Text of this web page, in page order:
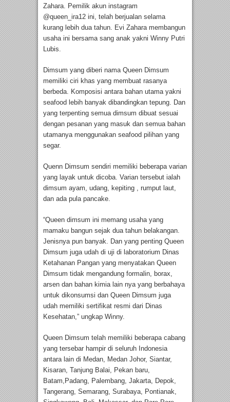
Zahara. Pemilik akun instagram
@queen_ira12 ini, telah berjualan selama
kurang lebih dua tahun. Evi Zahara membangun
usaha ini bersama sang anak yakni Winny Putri
Lubis.
Dimsum yang diberi nama Queen Dimsum
memiliki ciri khas yang membuat rasanya
berbeda. Komposisi antara bahan utama yakni
seafood lebih banyak dibandingkan tepung. Dan
yang terpenting semua dimsum dibuat sesuai
dengan pesanan yang masuk dan semua bahan
utamanya menggunakan seafood pilihan yang
segar.
Quenn Dimsum sendiri memiliki beberapa varian
yang layak untuk dicoba. Varian tersebut ialah
dimsum ayam, udang, kepiting , rumput laut,
dan ada pula pancake.
“Queen dimsum ini memang usaha yang
mamaku bangun sejak dua tahun belakangan.
Jenisnya pun banyak. Dan yang penting Queen
Dimsum juga udah di uji di laboratorium Dinas
Ketahanan Pangan yang menyatakan Queen
Dimsum tidak mengandung formalin, borax,
arsen dan bahan kimia lain nya yang berbahaya
untuk dikonsumsi dan Queen Dimsum juga
udah memiliki sertifikat resmi dari Dinas
Kesehatan,” ungkap Winny.
Queen Dimsum telah memiliki beberapa cabang
yang tersebar hampir di seluruh Indonesia
antara lain di Medan, Medan Johor, Siantar,
Kisaran, Tanjung Balai, Pekan baru,
Batam,Padang, Palembang, Jakarta, Depok,
Tangerang, Semarang, Surabaya, Pontianak,